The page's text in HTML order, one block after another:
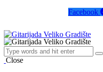
Facebook
Close